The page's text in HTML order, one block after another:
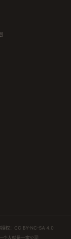
权： CC BY-NC-SA 4.0
人就是一家公司